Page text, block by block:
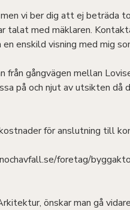
vi ber dig att ej beträda
talat med mäklaren.
enskild visning med mig
från gångvägen mellan
på och njut av utsikten
för anslutning till
foretag/
önskar man gå